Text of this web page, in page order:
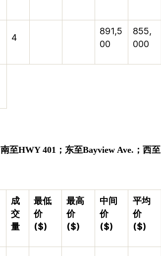
4
891,5
00
855,
000
南至HWY 401 ； 东至Bayview Ave. ； 西至
成
交
量
最低
价
($)
最高
价
($)
中间
价
($)
平均
价
($)